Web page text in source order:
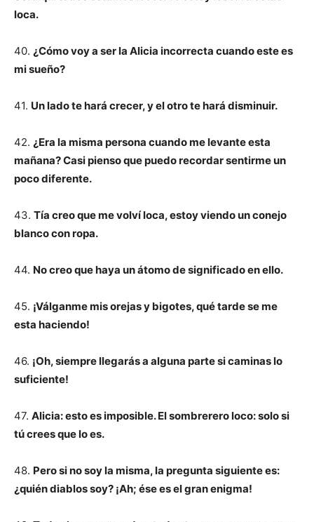
loca.
40. ¿Cómo voy a ser la Alicia incorrecta cuando este es
mi sueño?
41. Un lado te hará crecer, y el otro te hará disminuir.
42. ¿Era la misma persona cuando me levante esta
mañana? Casi pienso que puedo recordar sentirme un
poco diferente.
43. Tía creo que me volví loca, estoy viendo un conejo
blanco con ropa.
44. No creo que haya un átomo de significado en ello.
45. ¡Válganme mis orejas y bigotes, qué tarde se me
esta haciendo!
46. ¡Oh, siempre llegarás a alguna parte si caminas lo
suficiente!
47. Alicia: esto es imposible. El sombrerero loco: solo si
tú crees que lo es.
48. Pero si no soy la misma, la pregunta siguiente es:
¿quién diablos soy? ¡Ah; ése es el gran enigma!